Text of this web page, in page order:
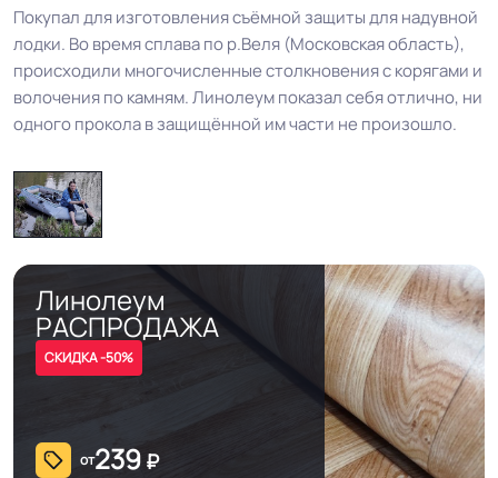
Покупал для изготовления съёмной защиты для надувной
лодки. Во время сплава по р.Веля (Московская область),
происходили многочисленные столкновения с корягами и
волочения по камням. Линолеум показал себя отлично, ни
одного прокола в защищённой им части не произошло.
Линолеум
РАСПРОДАЖА
СКИДКА -50%
от239 ₽